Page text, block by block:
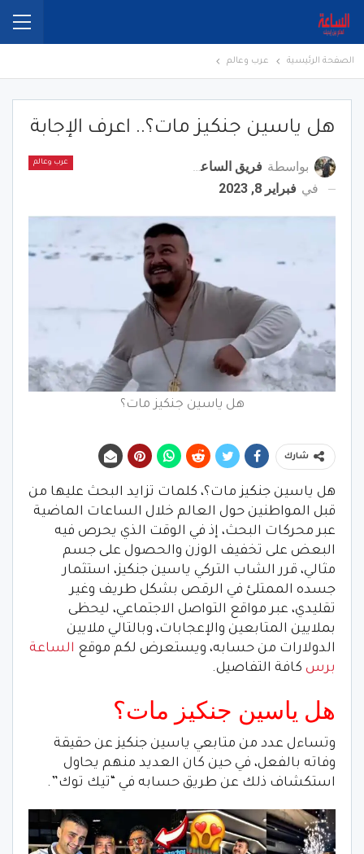
الصفحة الرئيسية عرب وعالم
هل ياسين جنكيز مات؟.. اعرف الإجابة
عرب وعالم بواسطة فريق الساعة برس
في فبراير 8, 2023
هل ياسين جنكيز مات؟
شارك
هل ياسين جنكيز مات؟، كلمات تزايد البحث عليها من
قبل المواطنين حول العالم خلال الساعات الماضية
عبر محركات البحث، إذ في الوقت الذي يحرص فيه
البعض على تخفيف الوزن والحصول على جسم
مثالي، قرر الشاب التركي ياسين جنكيز، استثمار
جسده الممتلئ في الرقص بشكل طريف وغير
تقليدي، عبر مواقع التواصل الاجتماعي، ليحظى
بملايين المتابعين والإعجابات، وبالتالي ملايين
الدولارات من حسابه، ويستعرض لكم موقع الساعة
برس كافة التفاصيل.
هل ياسين جنكيز مات؟
وتساءل عدد من متابعي ياسين جنكيز عن حقيقة
وفاته بالفعل، في حين كان العديد منهم يحاول
استكشاف ذلك عن طريق حسابه في “تيك توك”.